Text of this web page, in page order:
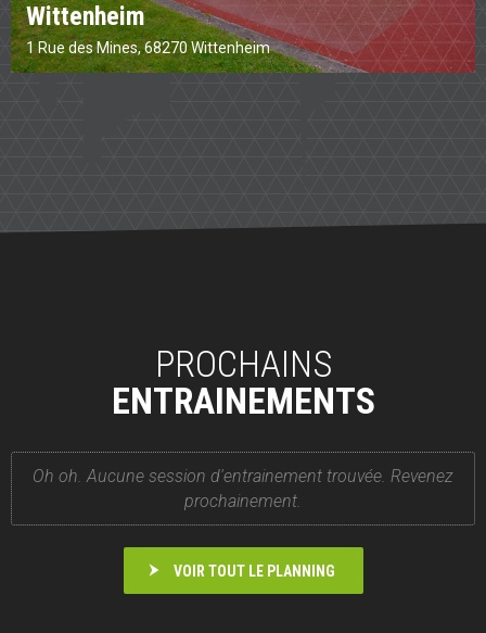
Wittenheim
1 Rue des Mines, 68270 Wittenheim
PROCHAINS
ENTRAINEMENTS
Oh oh. Aucune session d'entrainement trouvée. Revenez
prochainement.
VOIR TOUT LE PLANNING